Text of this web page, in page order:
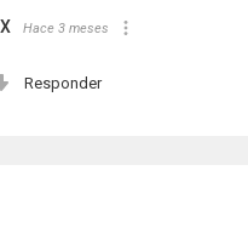
Hace 3 meses
Responder